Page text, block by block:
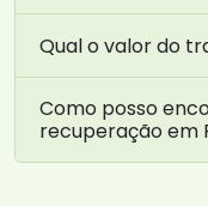
Qual o valor do
Como posso
recuperação em